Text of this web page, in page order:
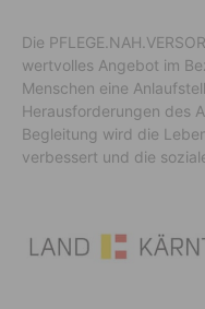
Die
wertvolles Angebot im
Menschen eine
Herausforderungen des
Begleitung wird die
verbessert und die